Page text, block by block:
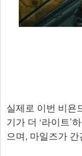
실제로 이번 비욘
기가 더 ‘라이트’
으며, 마일즈가